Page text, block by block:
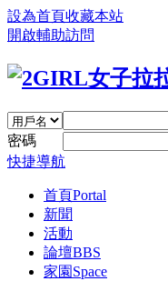
設為首頁收藏本站
開啟輔助訪問
密碼
快捷導航
首頁Portal
新聞
活動
論壇BBS
家園 Space